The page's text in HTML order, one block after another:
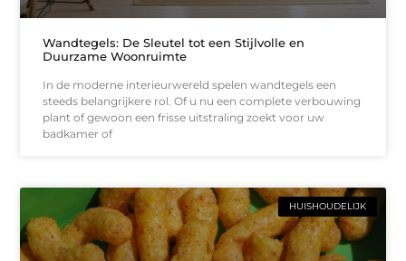
Wandtegels: De Sleutel tot een Stijlvolle en
Duurzame Woonruimte
In de moderne interieurwereld spelen wandtegels een
steeds belangrijkere rol. Of u nu een complete verbouwing
plant of gewoon een frisse uitstraling zoekt voor uw
badkamer of
HUISHOUDELIJK